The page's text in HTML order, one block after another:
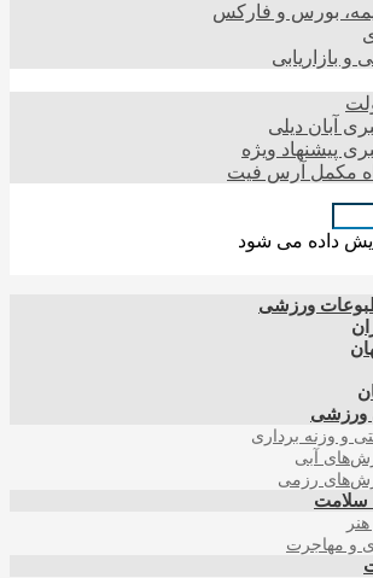
بورس و فارکس
و بازاریابی
آبان دیلی
پیشنهاد ویژه
مکمل آرس فیت
داده می شود
ورزشی
ورزشی
و وزنه برداری
آبی
رزمی
سلامت
و مهاجرت